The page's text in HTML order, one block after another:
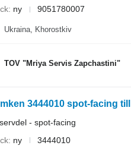
ny 9051780007
Ukraina, Khorostkiv
TOV "Mriya Servis Zapchastini"
3444010 spot-facing
- spot-facing
ny 3444010